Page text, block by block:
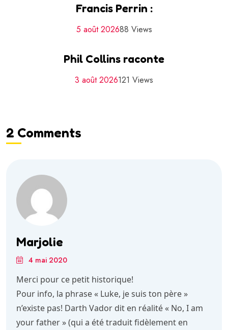
Francis Perrin :
5 août 202688 Views
Phil Collins raconte
3 août 2026121 Views
2 Comments
Marjolie
4 mai 2020
Merci pour ce petit historique!
Pour info, la phrase « Luke, je suis ton père »
n’existe pas! Darth Vador dit en réalité « No, I am
your father » (qui a été traduit fidèlement en